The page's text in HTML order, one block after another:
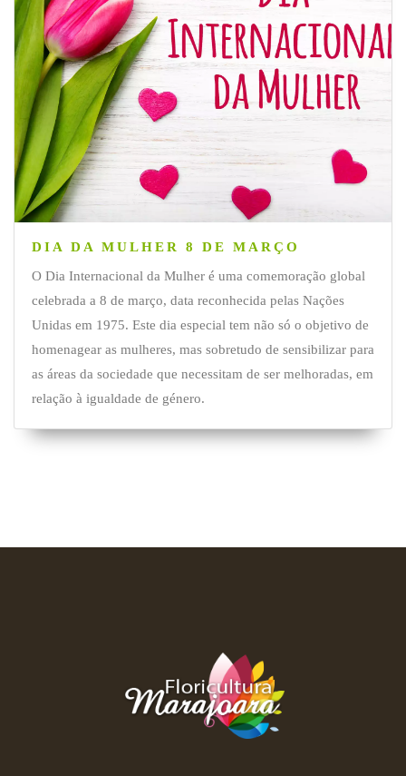
DIA DA MULHER 8 DE MARÇO
O Dia Internacional da Mulher é uma comemoração global
celebrada a 8 de março, data reconhecida pelas Nações
Unidas em 1975. Este dia especial tem não só o objetivo de
homenagear as mulheres, mas sobretudo de sensibilizar para
as áreas da sociedade que necessitam de ser melhoradas, em
relação à igualdade de género.